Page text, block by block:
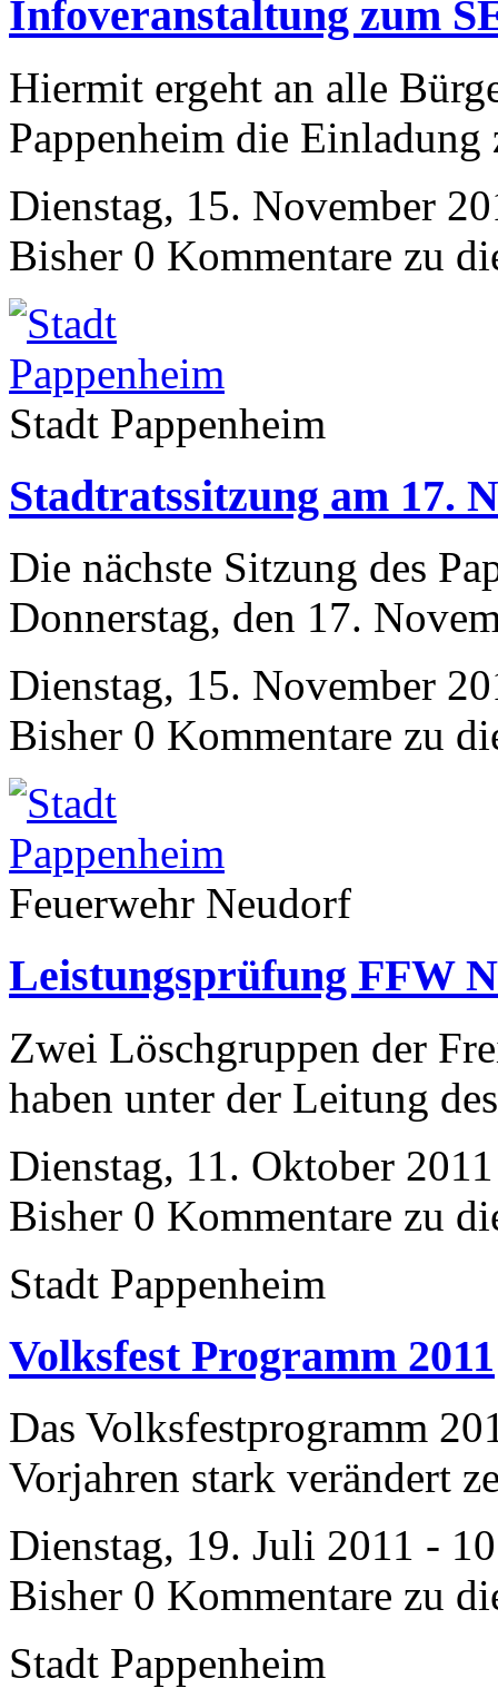
Infoveranstaltung zum
Hiermit ergeht an alle
Pappenheim die
Dienstag, 15. November
Bisher 0 Kommentare zu
Stadt Pappenheim
Stadtratssitzung am 17.
Die nächste Sitzung des
Donnerstag, den 17.
Dienstag, 15. November
Bisher 0 Kommentare zu
Feuerwehr Neudorf
Leistungsprüfung FFW
Zwei Löschgruppen der
haben unter der Leitung
Dienstag, 11. Oktober
Bisher 0 Kommentare zu
Stadt Pappenheim
Volksfest Programm 2011
Das Volksfestprogramm
Vorjahren stark verändert
Dienstag, 19. Juli 2011 -
Bisher 0 Kommentare zu
Stadt Pappenheim